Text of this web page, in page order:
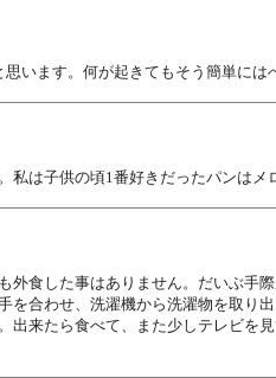
います。何が起きてもそう簡単に
は子供の頃1番好きだったパンは
食した事はありません。だいぶ
合わせ、洗濯機から洗濯物を取
来たら食べて、また少しテレビ